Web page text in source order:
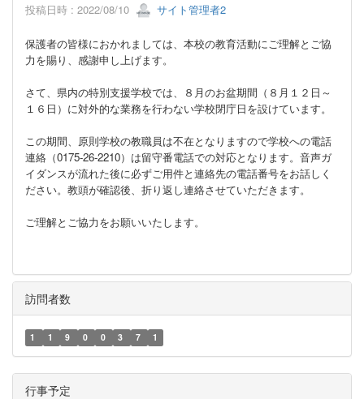
投稿日時 : 2022/08/10 サイト管理者2
保護者の皆様におかれましては、本校の教育活動にご理解とご協
力を賜り、感謝申し上げます。
さて、県内の特別支援学校では、８月のお盆期間（８月１２日～
１６日）に対外的な業務を行わない学校閉庁日を設けています。
この期間、原則学校の教職員は不在となりますので学校への電話
連絡（0175-26-2210）は留守番電話での対応となります。音声ガ
イダンスが流れた後に必ずご用件と連絡先の電話番号をお話しく
ださい。教頭が確認後、折り返し連絡させていただきます。
ご理解とご協力をお願いいたします。
訪問者数
1 1 9 0 0 3 7 1
行事予定